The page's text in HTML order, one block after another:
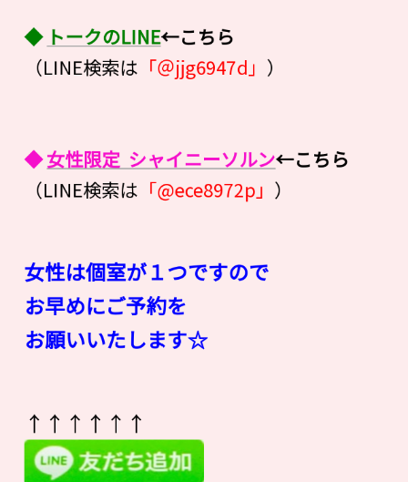
◆ トークのLINE←こちら
（LINE検索は 「＠jjg6947d」 ）
◆女性限定 シャイニーソルン←こちら
（LINE検索は 「@ece8972p」 ）
女性は個室が１つですので
お早めにご予約を
お願いいたします☆
↑↑↑↑↑↑